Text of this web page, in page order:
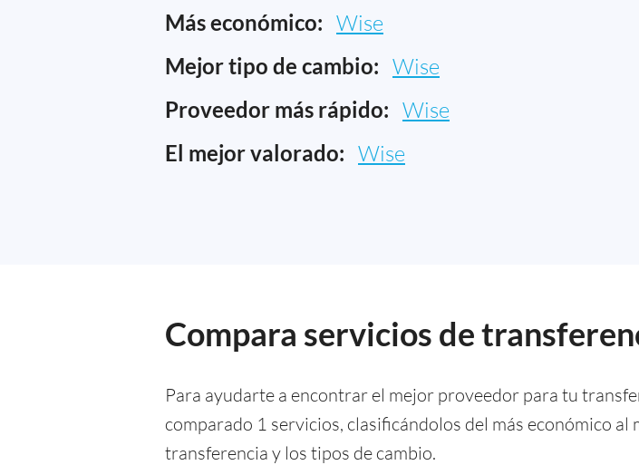
Más económico: Wise
Mejor tipo de cambio: Wise
Proveedor más rápido: Wise
El mejor valorado: Wise
Compara servicios de
Para ayudarte a encontrar el mejor proveedor para tu
comparado 1 servicios, clasificándolos del más económico
transferencia y los tipos de cambio.